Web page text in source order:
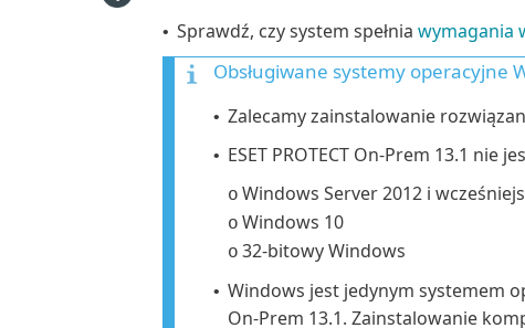
• Sprawdź, czy system spełnia wymagania
Obsługiwane systemy operacyjne
• Zalecamy zainstalowanie
• ESET PROTECT On-Prem 13.1 nie
o Windows Server 2012 i
o Windows 10
o 32-bitowy Windows
• Windows jest jedynym systemem
On-Prem 13.1. Zainstalowanie